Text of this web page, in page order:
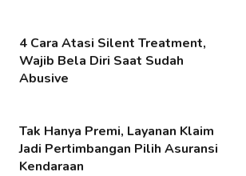
4 Cara Atasi Silent Treatment,
Wajib Bela Diri Saat Sudah
Abusive
Tak Hanya Premi, Layanan Klaim
Jadi Pertimbangan Pilih Asuransi
Kendaraan